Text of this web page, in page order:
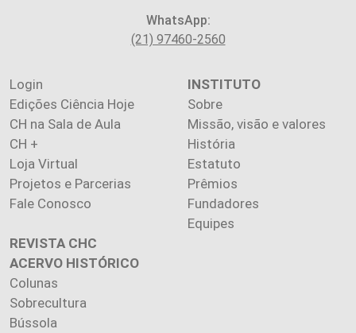
WhatsApp:
(21) 97460-2560
Login
Edições Ciência Hoje
CH na Sala de Aula
CH +
Loja Virtual
Projetos e Parcerias
Fale Conosco
INSTITUTO
Sobre
Missão, visão e valores
História
Estatuto
Prêmios
Fundadores
Equipes
REVISTA CHC
ACERVO HISTÓRICO
Colunas
Sobrecultura
Bússola